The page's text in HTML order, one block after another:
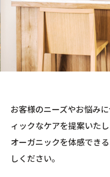
お客様のニーズやお悩み
ィックなケアを提案いたし
オーガニックを体感でき
しください。